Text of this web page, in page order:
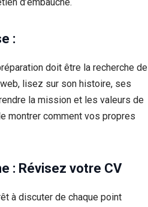
:
doit être la recherche de
lisez sur son histoire, ses
la mission et les valeurs de
montrer comment vos propres
: Révisez votre CV
à discuter de chaque point